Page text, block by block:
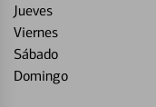
Jueves
Viernes
Sábado
Domingo